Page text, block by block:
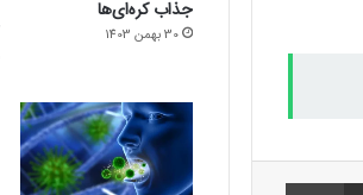
اشتراک گذاری با ایمیل
جذاب کره‌ای‌ها
30 بهمن 1403